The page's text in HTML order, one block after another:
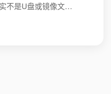
不是U盘或镜像文…